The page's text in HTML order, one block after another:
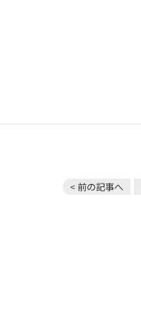
< 前の記事へ